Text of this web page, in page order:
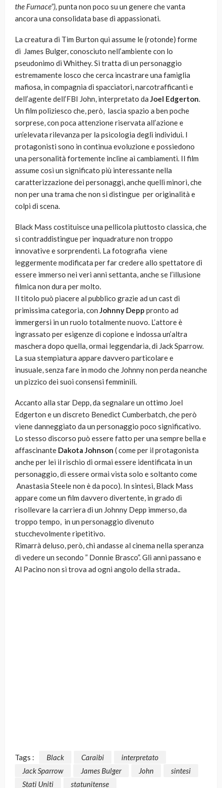
the Furnace”), punta non poco su un genere che vanta
ancora una consolidata base di appassionati.
La creatura di Tim Burton qui assume le (rotonde) forme
di James Bulger, conosciuto nell’ambiente con lo
pseudonimo di Whithey. Si tratta di un personaggio
estremamente losco che cerca incastrare una famiglia
mafiosa, in compagnia di spacciatori, narcotrafficanti e
dell’agente dell’FBI John, interpretato da Joel Edgerton.
Un film poliziesco che, però, lascia spazio a ben poche
sorprese, con poca attenzione riservata all’azione e
un’elevata rilevanza per la psicologia degli individui. I
protagonisti sono in continua evoluzione e possiedono
una personalità fortemente incline ai cambiamenti. Il film
assume così un significato più interessante nella
caratterizzazione dei personaggi, anche quelli minori, che
non per una trama che non si distingue per originalità e
colpi di scena.
Black Mass costituisce una pellicola piuttosto classica, che
si contraddistingue per inquadrature non troppo
innovative e sorprendenti. La fotografia viene
leggermente modificata per far credere allo spettatore di
essere immerso nei veri anni settanta, anche se l’illusione
filmica non dura per molto.
Il titolo può piacere al pubblico grazie ad un cast di
primissima categoria, con Johnny Depp pronto ad
immergersi in un ruolo totalmente nuovo. L’attore è
ingrassato per esigenze di copione e indossa un’altra
maschera dopo quella, ormai leggendaria, di Jack Sparrow.
La sua stempiatura appare davvero particolare e
inusuale, senza fare in modo che Johnny non perda neanche
un pizzico dei suoi consensi femminili.
Accanto alla star Depp, da segnalare un ottimo Joel
Edgerton e un discreto Benedict Cumberbatch, che però
viene danneggiato da un personaggio poco significativo.
Lo stesso discorso può essere fatto per una sempre bella e
affascinante Dakota Johnson ( come per il protagonista
anche per lei il rischio di ormai essere identificata in un
personaggio, di essere ormai vista solo e soltanto come
Anastasia Steele non è da poco). In sintesi, Black Mass
appare come un film davvero divertente, in grado di
risollevare la carriera di un Johnny Depp immerso, da
troppo tempo, in un personaggio divenuto
stucchevolmente ripetitivo.
Rimarrà deluso, però, chi andasse al cinema nella speranza
di vedere un secondo ” Donnie Brasco”. Gli anni passano e
Al Pacino non si trova ad ogni angolo della strada..
Tags : Black Caraibi
interpretato
Jack Sparrow
James Bulger John
sintesi
Stati Uniti
statunitense